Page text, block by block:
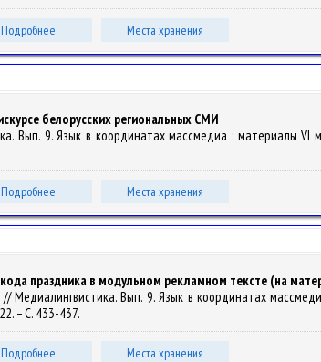
Подробнее Места хранения
белорусских региональных СМИ
Вып. 9. Язык в координатах массмедиа : материалы
Подробнее Места хранения
праздника в модульном рекламном тексте (на
Медиалингвистика. Вып. 9. Язык в координатах
– С. 433-437.
Подробнее Места хранения